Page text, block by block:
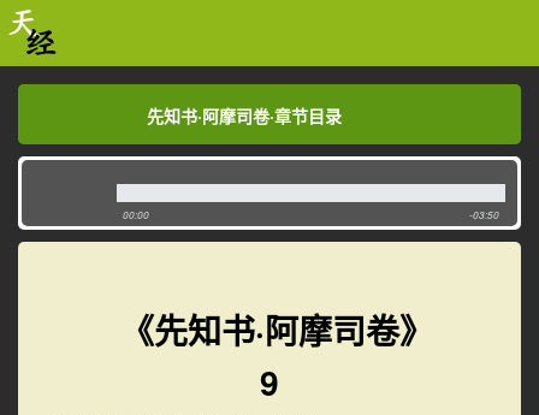
先知书·阿摩司卷·章节目录
先知书·阿摩司卷·章节目录
00:00 -03:50
《先知书·阿摩司卷》
9